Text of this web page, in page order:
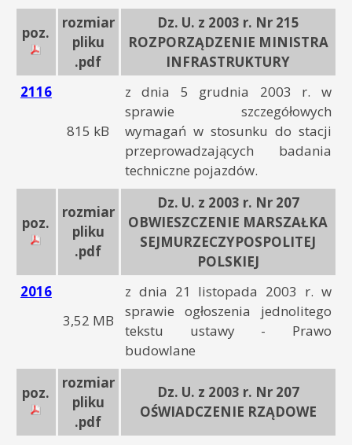
poz.
rozmiar
pliku
.pdf
Dz. U. z 2003 r. Nr 215
ROZPORZĄDZENIE MINISTRA
INFRASTRUKTURY
2116
815 kB
z dnia 5 grudnia 2003 r. w
sprawie szczegółowych
wymagań w stosunku do stacji
przeprowadzających badania
techniczne pojazdów.
poz.
rozmiar
pliku
.pdf
Dz. U. z 2003 r. Nr 207
OBWIESZCZENIE MARSZAŁKA
SEJMURZECZYPOSPOLITEJ
POLSKIEJ
2016
3,52 MB
z dnia 21 listopada 2003 r. w
sprawie ogłoszenia jednolitego
tekstu ustawy - Prawo
budowlane
poz.
rozmiar
pliku
.pdf
Dz. U. z 2003 r. Nr 207
OŚWIADCZENIE RZĄDOWE